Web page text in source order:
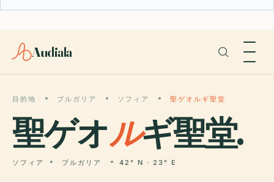
Audiala
目的地 ブルガリア ソフィア 聖ゲオルギ聖堂
聖ゲオルギ聖堂.
ソフィア ブルガリア 42° N · 23° E